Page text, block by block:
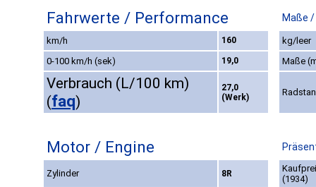
Fahrwerte / Performance Maße
km/h 160
kg/leer
0-100 km/h (sek)
19,0 Maße
Verbrauch (L/100 km)
(faq)
27,0
(Werk)
Motor / Engine
Zylinder 8R
(1934)